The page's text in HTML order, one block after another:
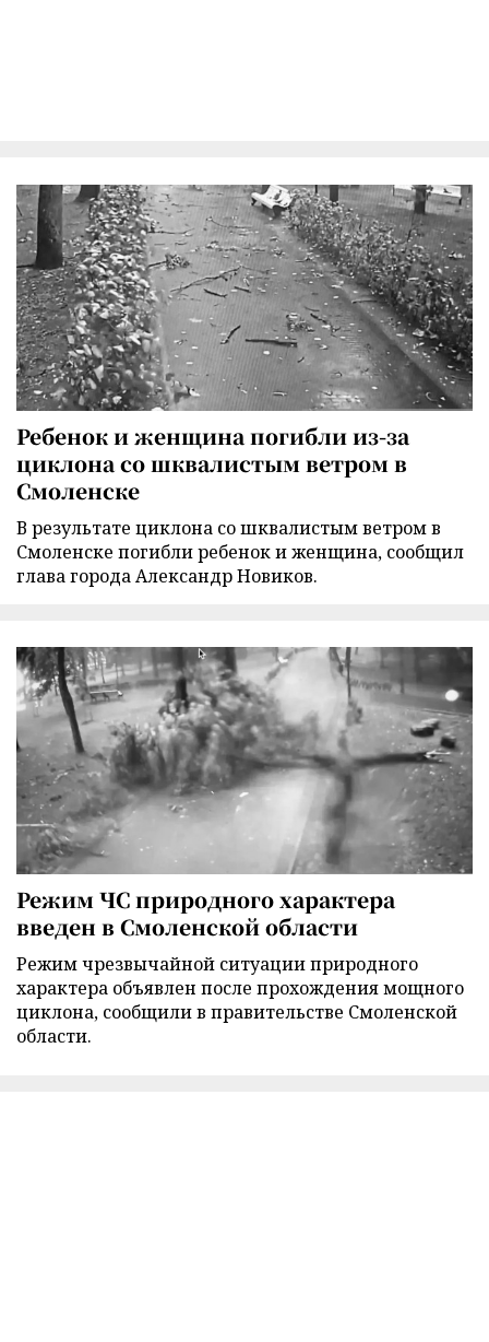
Ребенок и женщина погибли из-за
циклона со шквалистым ветром в
Смоленске
В результате циклона со шквалистым ветром в
Смоленске погибли ребенок и женщина, сообщил
глава города Александр Новиков.
Режим ЧС природного характера
введен в Смоленской области
Режим чрезвычайной ситуации природного
характера объявлен после прохождения мощного
циклона, сообщили в правительстве Смоленской
области.